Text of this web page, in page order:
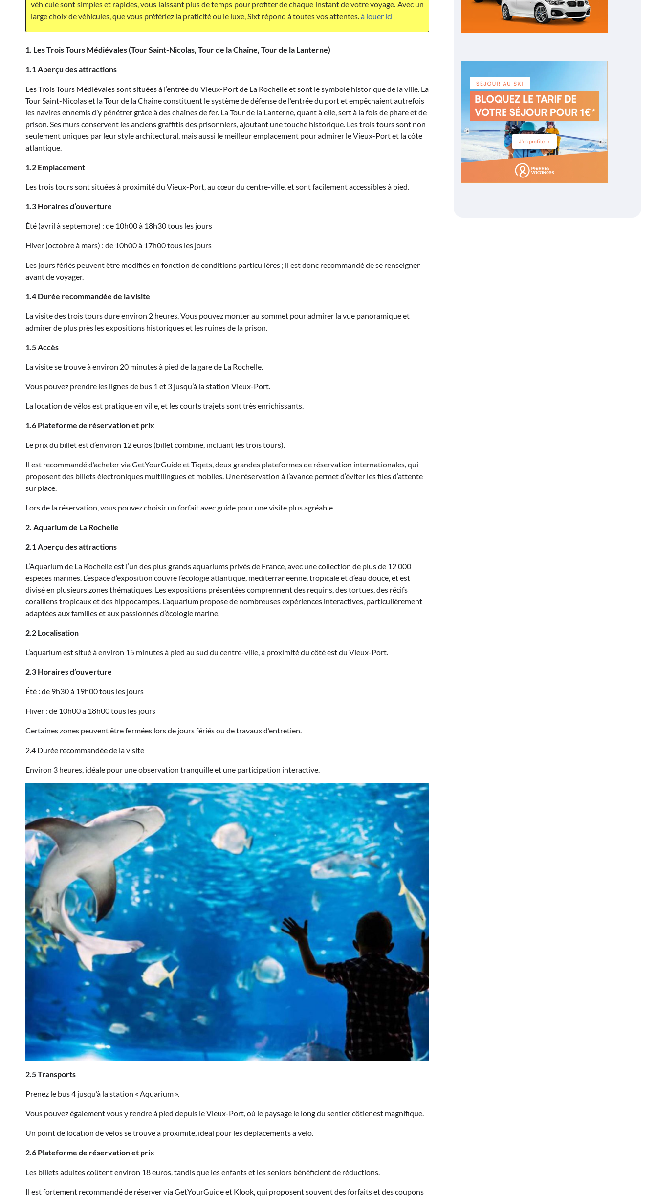
véhicule sont simples et rapides, vous laissant plus de temps pour profiter de chaque instant de votre voyage. Avec un
large choix de véhicules, que vous préfériez la praticité ou le luxe, Sixt répond à toutes vos attentes.à louer ici
1. Les Trois Tours Médiévales (Tour Saint-Nicolas, Tour de la Chaîne, Tour de la Lanterne)
1.1 Aperçu des attractions
Les Trois Tours Médiévales sont situées à l’entrée du Vieux-Port de La Rochelle et sont le symbole historique de la ville. La
Tour Saint-Nicolas et la Tour de la Chaîne constituent le système de défense de l’entrée du port et empêchaient autrefois
les navires ennemis d’y pénétrer grâce à des chaînes de fer. La Tour de la Lanterne, quant à elle, sert à la fois de phare et de
prison. Ses murs conservent les anciens graffitis des prisonniers, ajoutant une touche historique. Les trois tours sont non
seulement uniques par leur style architectural, mais aussi le meilleur emplacement pour admirer le Vieux-Port et la côte
atlantique.
1.2 Emplacement
Les trois tours sont situées à proximité du Vieux-Port, au cœur du centre-ville, et sont facilement accessibles à pied.
1.3 Horaires d’ouverture
Été (avril à septembre) : de 10h00 à 18h30 tous les jours
Hiver (octobre à mars) : de 10h00 à 17h00 tous les jours
Les jours fériés peuvent être modifiés en fonction de conditions particulières ; il est donc recommandé de se renseigner
avant de voyager.
1.4 Durée recommandée de la visite
La visite des trois tours dure environ 2 heures. Vous pouvez monter au sommet pour admirer la vue panoramique et
admirer de plus près les expositions historiques et les ruines de la prison.
1.5 Accès
La visite se trouve à environ 20 minutes à pied de la gare de La Rochelle.
Vous pouvez prendre les lignes de bus 1 et 3 jusqu’à la station Vieux-Port.
La location de vélos est pratique en ville, et les courts trajets sont très enrichissants.
1.6 Plateforme de réservation et prix
Le prix du billet est d’environ 12 euros (billet combiné, incluant les trois tours).
Il est recommandé d’acheter via GetYourGuide et Tiqets, deux grandes plateformes de réservation internationales, qui
proposent des billets électroniques multilingues et mobiles. Une réservation à l’avance permet d’éviter les files d’attente
sur place.
Lors de la réservation, vous pouvez choisir un forfait avec guide pour une visite plus agréable.
2. Aquarium de La Rochelle
2.1 Aperçu des attractions
L’Aquarium de La Rochelle est l’un des plus grands aquariums privés de France, avec une collection de plus de 12 000
espèces marines. L’espace d’exposition couvre l’écologie atlantique, méditerranéenne, tropicale et d’eau douce, et est
divisé en plusieurs zones thématiques. Les expositions présentées comprennent des requins, des tortues, des récifs
coralliens tropicaux et des hippocampes. L’aquarium propose de nombreuses expériences interactives, particulièrement
adaptées aux familles et aux passionnés d’écologie marine.
2.2 Localisation
L’aquarium est situé à environ 15 minutes à pied au sud du centre-ville, à proximité du côté est du Vieux-Port.
2.3 Horaires d’ouverture
Été : de 9h30 à 19h00 tous les jours
Hiver : de 10h00 à 18h00 tous les jours
Certaines zones peuvent être fermées lors de jours fériés ou de travaux d’entretien.
2.4 Durée recommandée de la visite
Environ 3 heures, idéale pour une observation tranquille et une participation interactive.
2.5 Transports
Prenez le bus 4 jusqu’à la station « Aquarium ».
Vous pouvez également vous y rendre à pied depuis le Vieux-Port, où le paysage le long du sentier côtier est magnifique.
Un point de location de vélos se trouve à proximité, idéal pour les déplacements à vélo.
2.6 Plateforme de réservation et prix
Les billets adultes coûtent environ 18 euros, tandis que les enfants et les seniors bénéficient de réductions.
Il est fortement recommandé de réserver via GetYourGuide et Klook, qui proposent souvent des forfaits et des coupons